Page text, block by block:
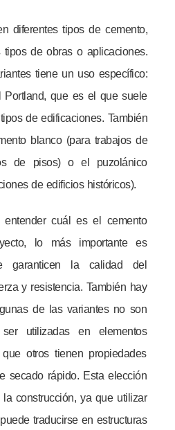
diferentes tipos de cemento,
tipos de obras o aplicaciones.
tiene un uso específico:
Portland, que es el que suele
de edificaciones. También
blanco (para trabajos de
de pisos) o el puzolánico
de edificios históricos).
cuál es el cemento
lo más importante es
garanticen la calidad del
y resistencia. También hay
de las variantes no son
ser utilizadas en elementos
que otros tienen propiedades
secado rápido. Esta elección
construcción, ya que utilizar
traducirse en estructuras